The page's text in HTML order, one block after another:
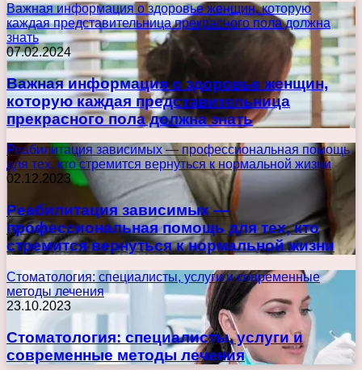
Важная информация о здоровье женщин, которую
каждая представительница прекрасного пола должна
знать
07.02.2024
Важная информация о здоровье женщин,
которую каждая представительница
прекрасного пола должна знать
Реабилитация зависимых — профессиональная помощь
для тех, кто стремится вернуться к нормальной жизни
02.12.2023
Реабилитация зависимых —
профессиональная помощь для тех, кто
стремится вернуться к нормальной жизни
Стоматология: специалисты, услуги и современные
методы лечения
23.10.2023
Стоматология: специалисты, услуги и
современные методы лечения